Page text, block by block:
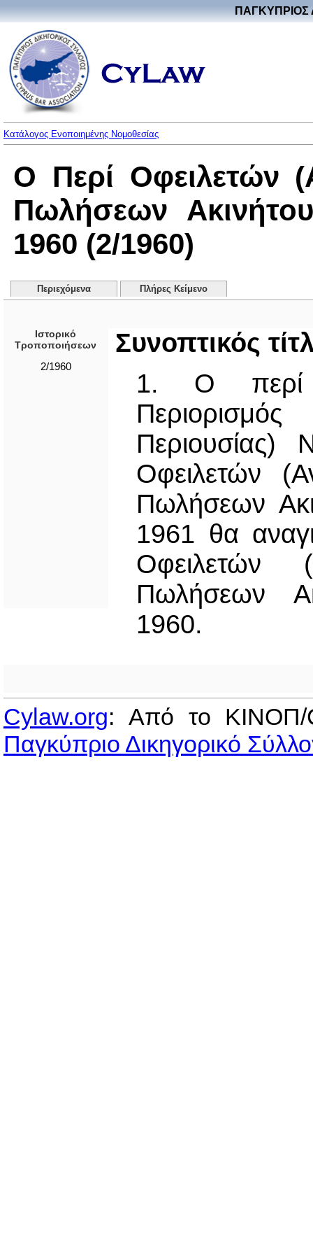
ΠΑΓΚΥΠΡΙΟΣ
Κατάλογος Ενοποιημένης Νομοθεσίας
Ο Περί Οφειλετών
Πωλήσεων
1960 (2/1960)
Περιεχόμενα Πλήρες Κείμενο
Ιστορικό
Τροποποιήσεων
2/1960
Συνοπτικός
1. Ο περί
Οφειλετών
Πωλήσεων
1961 θα
Οφειλετών
Πωλήσεων
1960.
Cylaw.org: Από το
Παγκύπριο Δικηγορικό